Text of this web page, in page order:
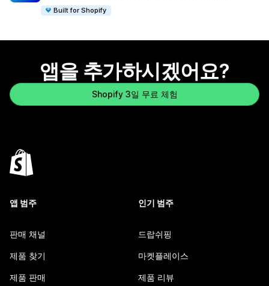
Built for Shopify
앱을 추가하시겠어요?
Shopify 3일 무료 체험
앱 범주
판매 채널
제품 찾기
제품 판매
인기 범주
드랍쉬핑
마켓플레이스
제품 리뷰